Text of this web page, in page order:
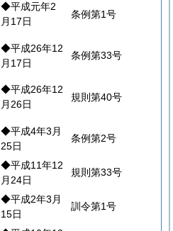
◆平成元年2
月17日
条例第1号
◆平成26年12
月17日
条例第33号
◆平成26年12
月26日
規則第40号
◆平成4年3月
25日
条例第2号
◆平成11年12
月24日
規則第33号
◆平成2年3月
15日
訓令第1号